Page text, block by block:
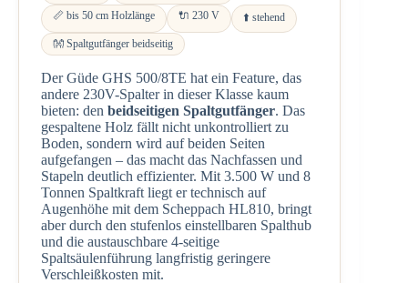
📏 bis 50 cm Holzlänge 🔌 230 V ⬆️ stehend
👐 Spaltgutfänger beidseitig
Der Güde GHS 500/8TE hat ein Feature, das
andere 230V-Spalter in dieser Klasse kaum
bieten: den beidseitigen Spaltgutfänger. Das
gespaltene Holz fällt nicht unkontrolliert zu
Boden, sondern wird auf beiden Seiten
aufgefangen – das macht das Nachfassen und
Stapeln deutlich effizienter. Mit 3.500 W und 8
Tonnen Spaltkraft liegt er technisch auf
Augenhöhe mit dem Scheppach HL810, bringt
aber durch den stufenlos einstellbaren Spalthub
und die austauschbare 4-seitige
Spaltsäulenführung langfristig geringere
Verschleißkosten mit.